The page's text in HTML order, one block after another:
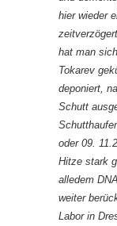
hier wieder
hat man
Tokarev
deponiert,
Schutt
oder 09.
Hitze stark
alledem
weiter
Labor in